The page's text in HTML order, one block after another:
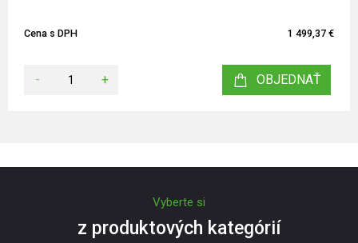
Cena s DPH 1 499,37 €
- + OBJEDNAŤ
Vyberte si
z produktových kategórií